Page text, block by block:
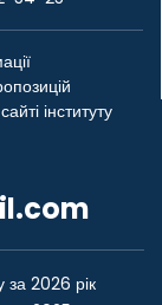
інституту
за 2026 рік